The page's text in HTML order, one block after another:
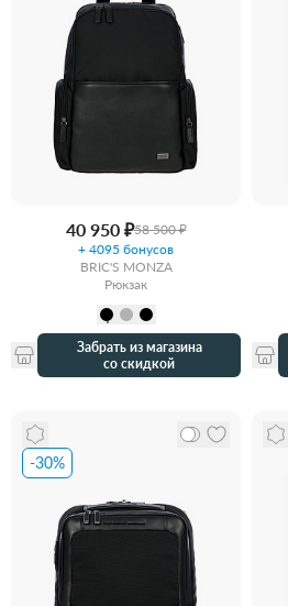
40 950 ₽58 500 ₽
+ 4095 бонусов
BRIC'S MONZA
Рюкзак
Забрать из магазина
со скидкой
-30%